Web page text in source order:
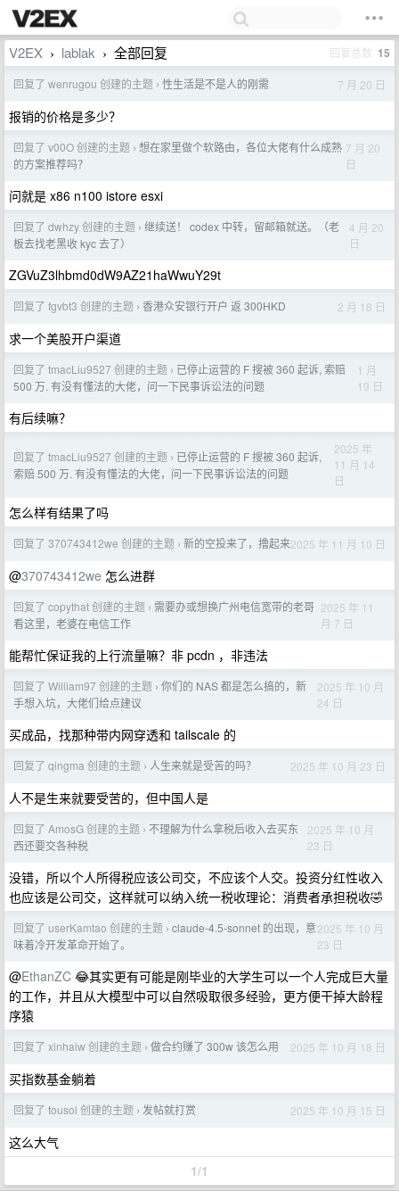
V2EX › lablak › 全部回复 回复总数 15
回复了 wenrugou 创建的主题 › 性生活是不是人的刚需 7 月 20 日
报销的价格是多少？
回复了 v00O 创建的主题 › 想在家里做个软路由，各位大佬有什么成熟
的方案推荐吗？
7 月 20
日
问就是 x86 n100 istore esxi
回复了 dwhzy 创建的主题 › 继续送！ codex 中转，留邮箱就送。（老
板去找老黑收 kyc 去了）
4 月 20
日
ZGVuZ3lhbmd0dW9AZ21haWwuY29t
回复了 fgvbt3 创建的主题 › 香港众安银行开户 返 300HKD 2 月 18 日
求一个美股开户渠道
回复了 tmacLiu9527 创建的主题 › 已停止运营的 F 搜被 360 起诉, 索赔
500 万. 有没有懂法的大佬，问一下民事诉讼法的问题
1 月
19 日
有后续嘛？
回复了 tmacLiu9527 创建的主题 › 已停止运营的 F 搜被 360 起诉,
索赔 500 万. 有没有懂法的大佬，问一下民事诉讼法的问题
2025 年
11 月 14
日
怎么样有结果了吗
回复了 370743412we 创建的主题 › 新的空投来了，撸起来2025 年 11 月 10 日
@370743412we 怎么进群
回复了 copythat 创建的主题 › 需要办或想换广州电信宽带的老哥
看这里，老婆在电信工作
2025 年 11
月 7 日
能帮忙保证我的上行流量嘛？非 pcdn ，非违法
回复了 William97 创建的主题 › 你们的 NAS 都是怎么搞的，新
手想入坑，大佬们给点建议
2025 年 10 月
24 日
买成品，找那种带内网穿透和 tailscale 的
回复了 qingma 创建的主题 › 人生来就是受苦的吗？ 2025 年 10 月 23 日
人不是生来就要受苦的，但中国人是
回复了 AmosG 创建的主题 › 不理解为什么拿税后收入去买东
西还要交各种税
2025 年 10 月
23 日
没错，所以个人所得税应该公司交，不应该个人交。投资分红性收入
也应该是公司交，这样就可以纳入统一税收理论：消费者承担税收🤣
回复了 userKamtao 创建的主题 › claude-4.5-sonnet 的出现，意
味着冷开发革命开始了。
2025 年 10 月
23 日
@EthanZC 😂其实更有可能是刚毕业的大学生可以一个人完成巨大量
的工作，并且从大模型中可以自然吸取很多经验，更方便干掉大龄程
序猿
回复了 xinhaiw 创建的主题 › 做合约赚了 300w 该怎么用 2025 年 10 月 18 日
买指数基金躺着
回复了 tousol 创建的主题 › 发帖就打赏 2025 年 10 月 15 日
这么大气
1/1